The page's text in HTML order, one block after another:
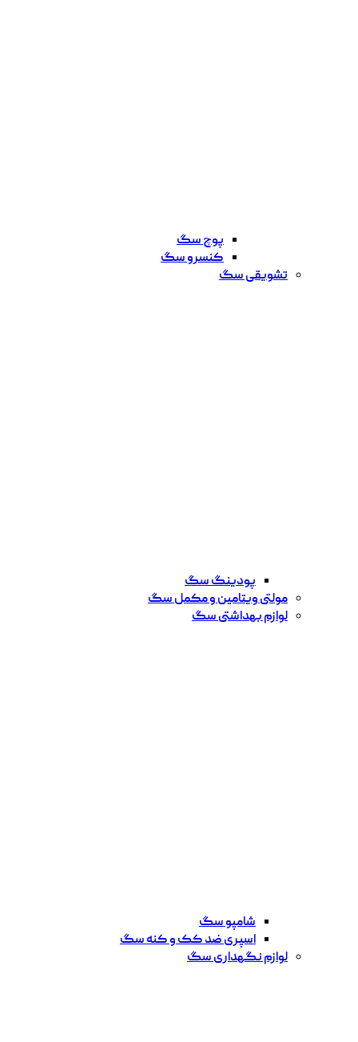
پوچ سگ
کنسرو سگ
تشویقی سگ
پودینگ سگ
مولتی ویتامین و مکمل سگ
لوازم بهداشتی سگ
شامپو سگ
اسپری ضد کک و کنه سگ
لوازم نگهداری سگ